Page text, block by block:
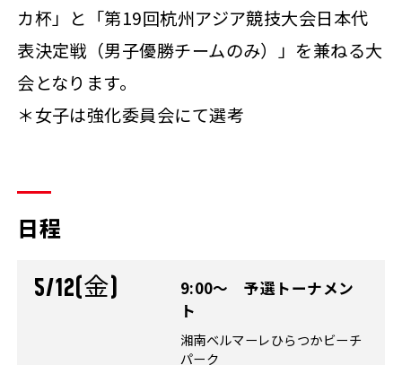
カ杯」と「第19回杭州アジア競技大会日本代
表決定戦（男子優勝チームのみ）」を兼ねる大
会となります。
＊女子は強化委員会にて選考
日程
5/12(金)
9:00～ 予選トーナメン
ト
湘南ベルマーレひらつかビーチ
パーク